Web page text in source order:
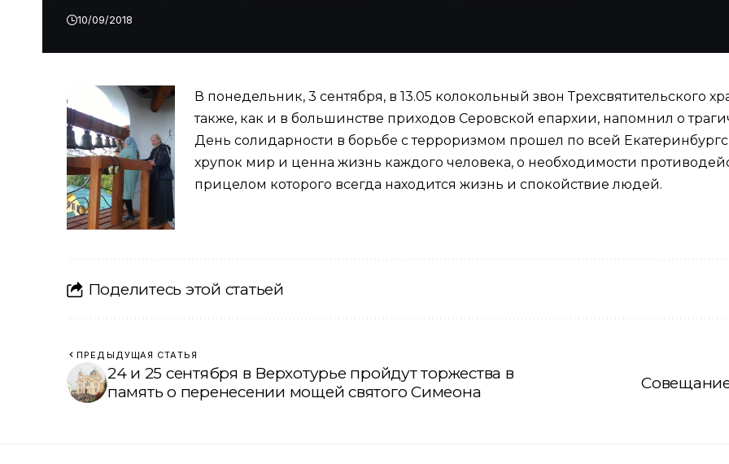
10/09/2018
В понедельник, 3 сентября, в 13.05 колокольный звон Трехсвятительского
также, как и в большинстве приходов Серовской епархии, напомнил о
День солидарности в борьбе с терроризмом прошел по всей
хрупок мир и ценна жизнь каждого человека, о необходимости
прицелом которого всегда находится жизнь и спокойствие людей.
Поделитесь этой статьей
ПРЕДЫДУЩАЯ СТАТЬЯ
24 и 25 сентября в Верхотурье пройдут торжества в
память о перенесении мощей святого Симеона